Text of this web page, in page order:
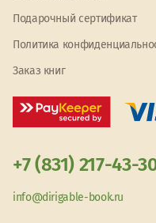
Подарочный сертификат
Политика
Заказ книг
+7 (831) 217-43-
info@dirigable-book.ru